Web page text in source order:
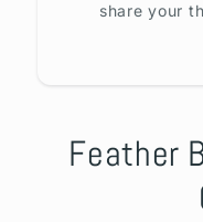
share your
Feather